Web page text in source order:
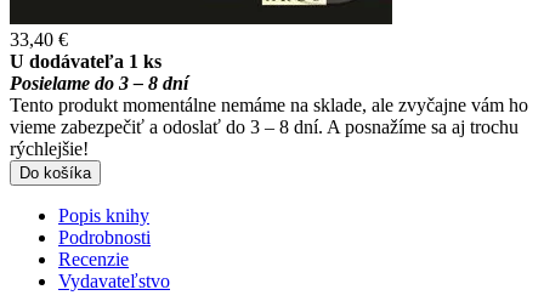
33,40 €
U dodávateľa 1 ks
Posielame do 3 – 8 dní
Tento produkt momentálne nemáme na sklade, ale zvyčajne vám ho
vieme zabezpečiť a odoslať do 3 – 8 dní. A posnažíme sa aj trochu
rýchlejšie!
Do košíka
Popis knihy
Podrobnosti
Recenzie
Vydavateľstvo